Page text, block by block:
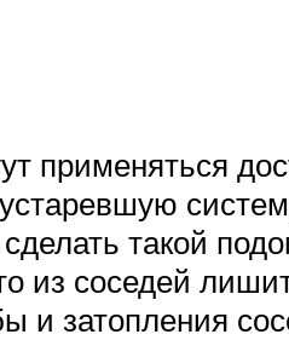
применяться
такой
из соседей
и затопления